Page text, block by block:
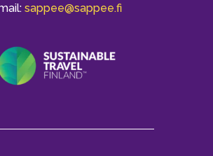
sappee@sappee.fi